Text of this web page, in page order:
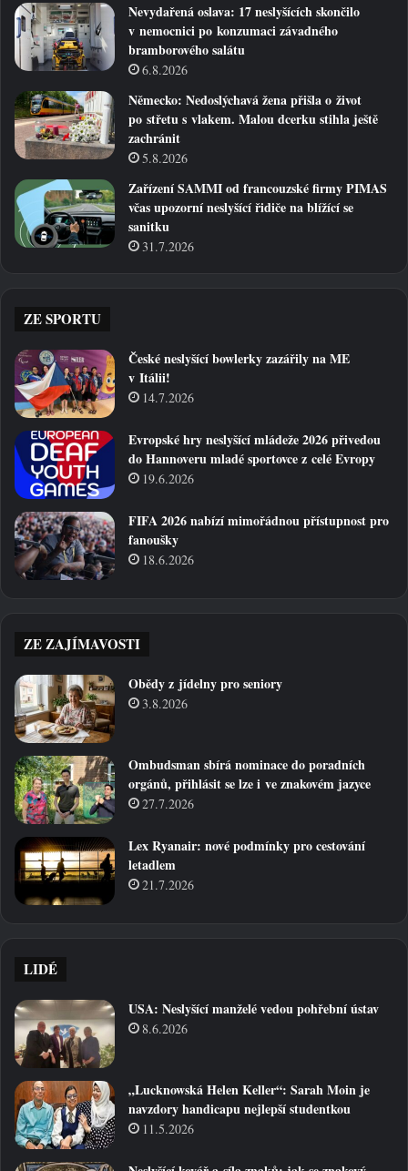
Nevydařená oslava: 17 neslyšících skončilo
v nemocnici po konzumaci závadného
bramborového salátu
6.8.2026
Německo: Nedoslýchavá žena přišla o život
po střetu s vlakem. Malou dcerku stihla ještě
zachránit
5.8.2026
Zařízení SAMMI od francouzské firmy PIMAS
včas upozorní neslyšící řidiče na blížící se
sanitku
31.7.2026
ZE SPORTU
České neslyšící bowlerky zazářily na ME
v Itálii!
14.7.2026
Evropské hry neslyšící mládeže 2026 přivedou
do Hannoveru mladé sportovce z celé Evropy
19.6.2026
FIFA 2026 nabízí mimořádnou přístupnost pro
fanoušky
18.6.2026
ZE ZAJÍMAVOSTI
Obědy z jídelny pro seniory
3.8.2026
Ombudsman sbírá nominace do poradních
orgánů, přihlásit se lze i ve znakovém jazyce
27.7.2026
Lex Ryanair: nové podmínky pro cestování
letadlem
21.7.2026
LIDÉ
USA: Neslyšící manželé vedou pohřební ústav
8.6.2026
„Lucknowská Helen Keller“: Sarah Moin je
navzdory handicapu nejlepší studentkou
11.5.2026